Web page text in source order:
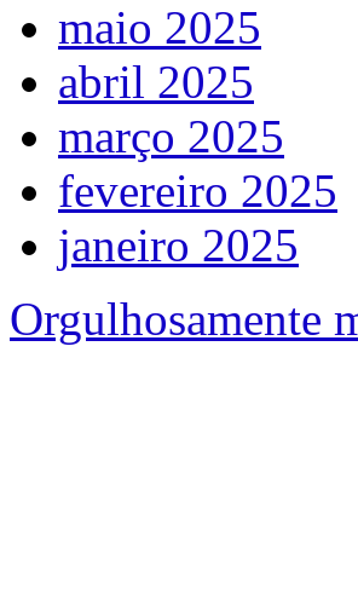
maio 2025
abril 2025
março 2025
fevereiro 2025
janeiro 2025
Orgulhosamente